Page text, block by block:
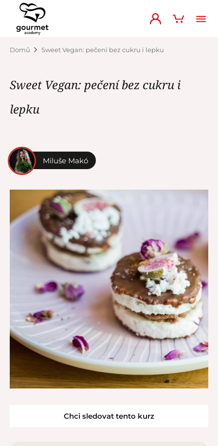
Domů Sweet Vegan: pečení bez cukru i lepku
Sweet Vegan: pečení bez cukru i
lepku
Miluše Makó
Chci sledovat tento kurz